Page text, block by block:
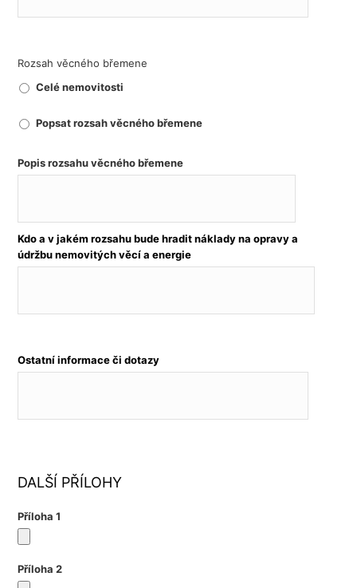
Rozsah věcného břemene
Celé nemovitosti
Popsat rozsah věcného břemene
Popis rozsahu věcného břemene
Kdo a v jakém rozsahu bude hradit náklady na opravy a
údržbu nemovitých věcí a energie
Ostatní informace či dotazy
DALŠÍ PŘÍLOHY
Příloha 1
Příloha 2